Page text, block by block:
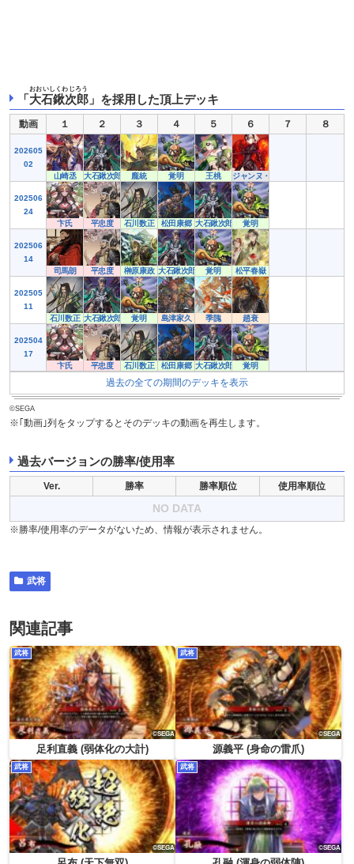
「大石鍬次郎
おおいしくわじろう
」を採用した頂上デッキ
動画 １ ２ ３ ４ ５ ６ ７ ８
202605
02
山崎丞
大石鍬次郎 龐統 覚明 王桃 ジャンヌ・オルタ
202506
24
卞氏
平忠度 石川数正 松田康郷 大石鍬次郎 覚明
202506
14
司馬朗
平忠度 榊原康政 大石鍬次郎 覚明 松平春嶽
202505
11
石川数正 大石鍬次郎 覚明 島津家久 季隗 趙衰
202504
17
卞氏
平忠度 石川数正 松田康郷 大石鍬次郎 覚明
過去の全ての期間のデッキを表示
©SEGA
※｢動画｣列をタップするとそのデッキの動画を再生します。
過去バージョンの勝率/使用率
Ver. 勝率 勝率順位 使用率順位
NO DATA
※勝率/使用率のデータがないため、情報が表示されません。
武将
関連記事
武将
足利直義 (弱体化の大計)
武将
源義平 (身命の雷爪)
武将 武将